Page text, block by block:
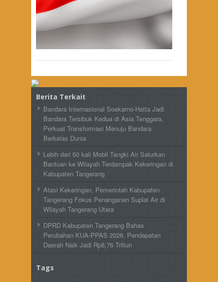
Berita Terkait
Bandara Internasional Soekarno-Hatta Jadi
Bandara Tersibuk Kedua di Asia Tenggara,
Perkuat Transformasi Menuju Bandara
Berkelas Dunia
Lebih dari 50 kali Mobil Tangki Air Salurkan
Bantuan ke Wilayah Terdampak Kekeringan di
Kabupaten Tangerang
Atasi Kekeringan, Pemerintah Kabupaten
Tangerang Fokus Penanganan Suplai Air di
Wilayah Tangerang Utara
DPRD Kabupaten Tangerang Bahas
Perubahan KUA-PPAS 2026, Pendapatan
Daerah Naik Jadi Rp8,76 Triliun
Tags